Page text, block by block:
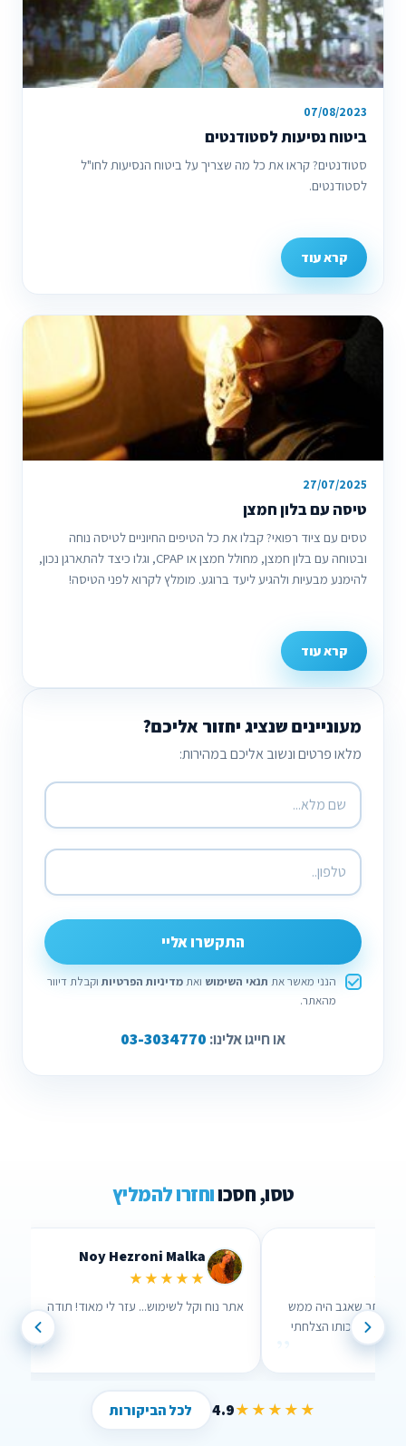
07/08/2023
ביטוח נסיעות לסטודנטים
סטודנטים? קראו את כל מה שצריך על ביטוח הנסיעות לחו"ל
לסטודנטים.
קרא עוד
27/07/2025
טיסה עם בלון חמצן
טסים עם ציוד רפואי? קבלו את כל הטיפים החיוניים לטיסה נוחה
ובטוחה עם בלון חמצן, מחולל חמצן או CPAP, וגלו כיצד להתארגן נכון,
להימנע מבעיות ולהגיע ליעד ברוגע. מומלץ לקרוא לפני הטיסה!
קרא עוד
מעוניינים שנציג יחזור אליכם?
מלאו פרטים ונשוב אליכם במהירות:
התקשרו אליי
הנני מאשר את תנאי השימוש ואתמדיניות הפרטיות וקבלת דיוור
מהאתר.
או חייגו אלינו: 03-3034770
טסו, חסכווחזרו להמליץ
Lidor Levi
★★★★★
ערכתי השוואה דרך האתר שאגב היה ממש
נוח לשימוש וממש עזר לי , בזכותו הצלחתי
”
שבאמת אכפת להם!
★★★★★
4.9 לכל הביקורות